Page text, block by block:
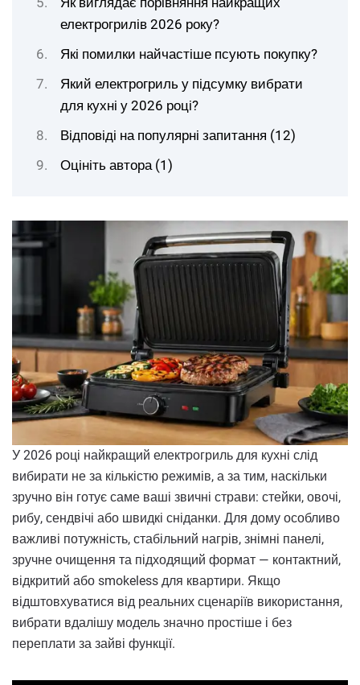
електрогрилів 2026 року?
Які помилки найчастіше псують покупку?
Який електрогриль у підсумку вибрати
для кухні у 2026 році?
Відповіді на популярні запитання (12)
Оцініть автора (1)
У 2026 році найкращий електрогриль для кухні слід
вибирати не за кількістю режимів, а за тим, наскільки
зручно він готує саме ваші звичні страви: стейки, овочі,
рибу, сендвічі або швидкі сніданки. Для дому особливо
важливі потужність, стабільний нагрів, знімні панелі,
зручне очищення та підходящий формат — контактний,
відкритий або smokeless для квартири. Якщо
відштовхуватися від реальних сценаріїв використання,
вибрати вдалішу модель значно простіше і без
переплати за зайві функції.